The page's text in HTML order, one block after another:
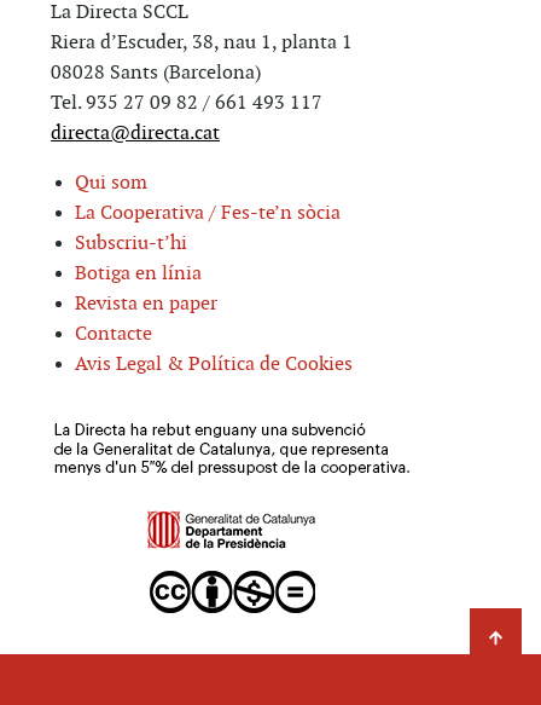
La Directa SCCL
Riera d’Escuder, 38, nau 1, planta 1
08028 Sants (Barcelona)
Tel. 935 27 09 82 / 661 493 117
directa@directa.cat
Qui som
La Cooperativa / Fes-te’n sòcia
Subscriu-t’hi
Botiga en línia
Revista en paper
Contacte
Avis Legal & Política de Cookies